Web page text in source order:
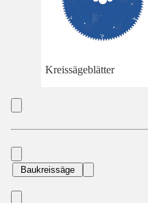
Kreissägeblätter
Baukreissäge